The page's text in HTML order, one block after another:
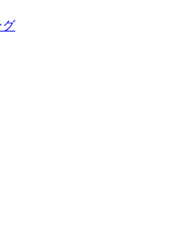
グ